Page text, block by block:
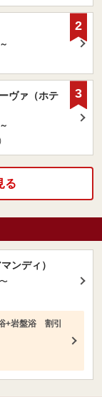
2
ヴァ（ホテ
3
る
ンディ）
〜
+岩盤浴 割引